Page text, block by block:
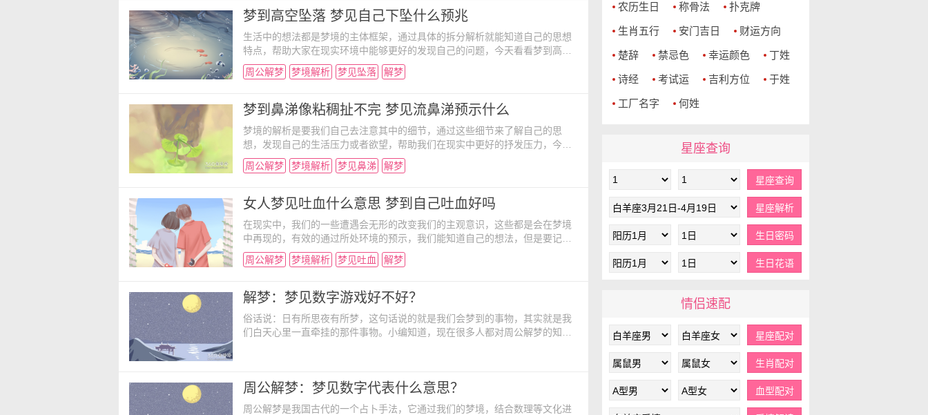
检验才能保证安全稳妥。涉及到文字的工作/学业，也要考虑它有没有歧
梦到高空坠落 梦见自己下坠什么预兆
生活中的想法都是梦境的主体框架，通过具体的拆分解析就能知道自己的思想
特点，帮助大家在现实环境中能够更好的发现自己的问题，今天看看梦到高空
坠落、梦见自己下坠有什么预兆？ 一、梦境分析： 梦见高空坠落，脑
筋转个不停的一天。情人一句不经意的话，让你整天都魂不守舍的。买个礼物
过仍可顺利完成。 二、梦见该梦境提示： 怀孕的人梦见高空坠
周公解梦 梦境解析 梦见坠落 解梦
梦到鼻涕像粘稠扯不完 梦见流鼻涕预示什么
梦境的解析是要我们自己去注意其中的细节，通过这些细节来了解自己的思
想，发现自己的生活压力或者欲望，帮助我们在现实中更好的抒发压力，今天
看看梦到鼻涕像粘稠扯不完，梦见流鼻涕的预示主要有什么？ 一、梦境分
析： 梦见鼻涕像粘稠扯不完，喜欢就要大声说出来！感情的处理态度，往
感情容易变味呢！今天的你座人，希望打破僵局的话，要学着主动一点，小
周公解梦 梦境解析 梦见鼻涕 解梦
女人梦见吐血什么意思 梦到自己吐血好吗
在现实中，我们的一些遭遇会无形的改变我们的主观意识，这些都是会在梦境
中再现的，有效的通过所处环境的预示，我们能知道自己的想法，但是要记住
自己的梦境细节，今天看看女人梦境解析，女人梦见吐血什么意思？ 一、
梦境分析： 女人梦见吐血，人气运高涨的一天，不知怎麽回事就是处处受
高尚的装扮比较能衬托你的品味，首饰上则是以真品为佳，即使只是小小
周公解梦 梦境解析 梦见吐血 解梦
解梦：梦见数字游戏好不好？
俗话说：日有所思夜有所梦，这句话说的就是我们会梦到的事物，其实就是我
们白天心里一直牵挂的那件事物。小编知道，现在很多人都对周公解梦的知识
悔，做梦者如果不在言行上小心，损失可能更大。 梦见数字，表示我们
周公解梦：梦见数字代表什么意思？
周公解梦是我国古代的一个占卜手法，它通过我们的梦境，结合数理等文化进
农历生日 称骨法 扑克牌
生肖五行 安门吉日 财运方向
楚辞 禁忌色 幸运颜色 丁姓
诗经 考试运 吉利方位 于姓
工厂名字 何姓
星座查询
情侣速配